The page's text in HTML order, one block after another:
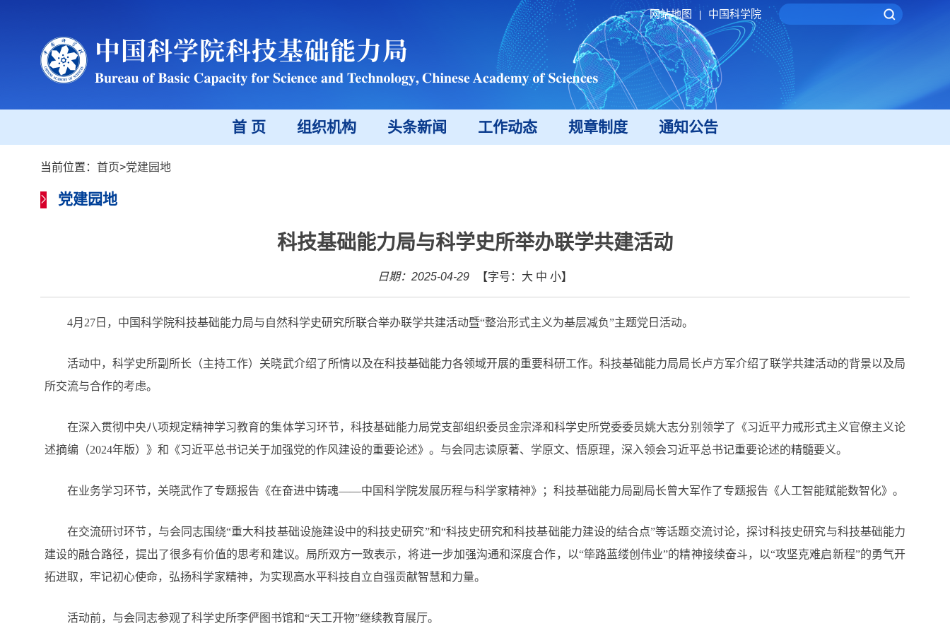
网站地图 中国科学院
首 页 组织机构 头条新闻 工作动态 规章制度 通知公告
当前位置： 首页>党建园地
党建园地
科技基础能力局与科学史所举办联学共建活动
日期：2025-04-29 【字号： 大 中 小】
4月27日，中国科学院科技基础能力局与自然科学史研究所联合举办联学共建活动暨“整治形式主义为基层减负”主题党日活动。
活动中，科学史所副所长（主持工作）关晓武介绍了所情以及在科技基础能力各领域开展的重要科研工作。科技基础能力局局长卢方军介绍了联学共建活动的背景以及局
所交流与合作的考虑。
在深入贯彻中央八项规定精神学习教育的集体学习环节，科技基础能力局党支部组织委员金宗泽和科学史所党委委员姚大志分别领学了《习近平力戒形式主义官僚主义论
述摘编（2024年版）》和《习近平总书记关于加强党的作风建设的重要论述》。与会同志读原著、学原文、悟原理，深入领会习近平总书记重要论述的精髓要义。
在业务学习环节，关晓武作了专题报告《在奋进中铸魂——中国科学院发展历程与科学家精神》；科技基础能力局副局长曾大军作了专题报告《人工智能赋能数智化》。
在交流研讨环节，与会同志围绕“重大科技基础设施建设中的科技史研究”和“科技史研究和科技基础能力建设的结合点”等话题交流讨论，探讨科技史研究与科技基础能力
建设的融合路径，提出了很多有价值的思考和建议。局所双方一致表示，将进一步加强沟通和深度合作，以“筚路蓝缕创伟业”的精神接续奋斗，以“攻坚克难启新程”的勇气开
拓进取，牢记初心使命，弘扬科学家精神，为实现高水平科技自立自强贡献智慧和力量。
活动前，与会同志参观了科学史所李俨图书馆和“天工开物”继续教育展厅。